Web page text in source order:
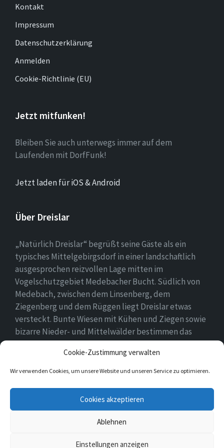
Cookie-Zustimmung verwalten
Wir verwenden Cookies, um unsere Website und unseren Service zu optimieren.
Cookies akzeptieren
Ablehnen
Einstellungen anzeigen
Kontakt
Impressum
Datenschutzerklärung
Anmelden
Cookie-Richtlinie (EU)
Jetzt mitfunken!
Bleiben Sie auch unterwegs immer auf dem
Laufenden mit DorfFunk!
Jetzt laden für iOS & Android
Über Dreislar
„Natürlich Dreislar“ begrüßt seine Gäste als ein
typisches Mittelgebirgsdorf in einer landschaftlich
ausgesprochen reizvollen Lage mitten im
Vogelschutzgebiet Medebacher Bucht. Südlich von
Medebach, zwischen dem Linsenberg, dem
Ziegenberg und dem Rüggen liegt Dreislar etwas
versteckt. Bunte Wiesen mit Kühen und Ziegen sowie
bizarre Nieder- und Mittelwälder bestimmen das
Ortsbild, das durch eine lebendige Landwirtschaft
Facebook